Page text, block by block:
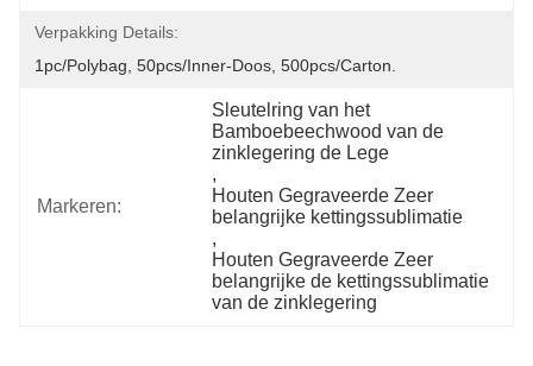
Verpakking Details:
1pc/polybag, 50pcs/inner-Doos, 500pcs/carton.
Markeren:
Sleutelring van het
Bamboebeechwood van de
zinklegering de Lege
,
Houten Gegraveerde Zeer
belangrijke kettingssublimatie
,
Houten Gegraveerde Zeer
belangrijke de kettingssublimatie
van de zinklegering